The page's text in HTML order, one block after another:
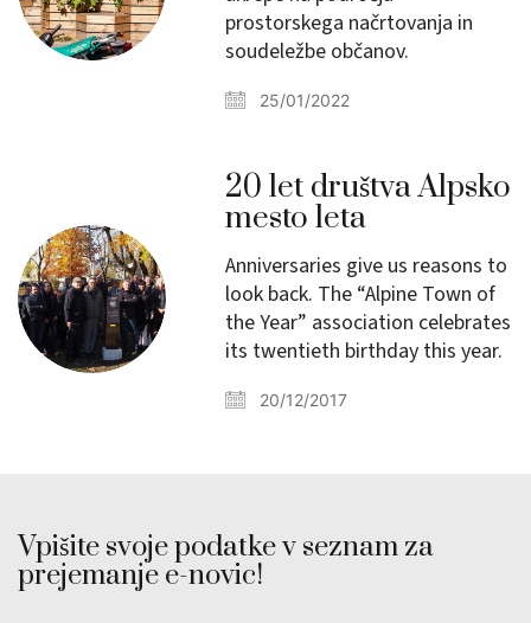
prostorskega načrtovanja in
soudeležbe občanov.
25/01/2022
20 let društva Alpsko
mesto leta
Anniversaries give us reasons to
look back. The “Alpine Town of
the Year” association celebrates
its twentieth birthday this year.
20/12/2017
Vpišite svoje podatke v seznam za
prejemanje e-novic!